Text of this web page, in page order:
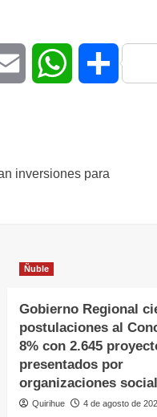
Email WhatsApp
inversiones para
Ñuble
Gobierno Regional
postulaciones al
8% con 2.645
presentados por
organizaciones
Quirihue 4 de agosto de